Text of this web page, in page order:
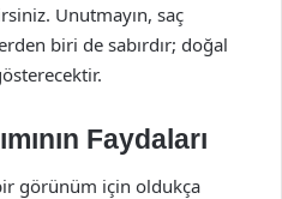
Unutmayın, saç
biri de sabırdır; doğal
Faydaları
bir görünüm için oldukça